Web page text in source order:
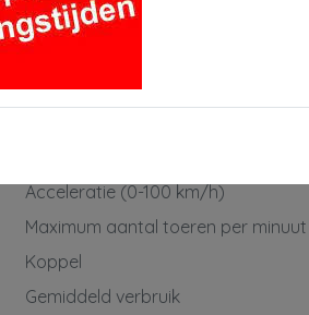
poetsbeurt
pakket €195,-
van
Transmissie
Aantal cilinders
Cilinderinhoud
Acceleratie (0-100 km/h)
Maximum aantal toeren per minuut
Koppel
Gemiddeld verbruik